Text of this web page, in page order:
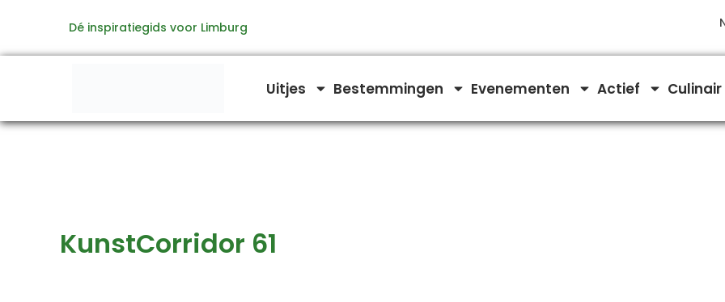
de
Dé inspiratiegids voor Limburg
Uitjes Bestemmingen Evenementen Actief Culinair
KunstCorridor 61
naar: